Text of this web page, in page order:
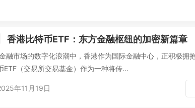
香港比特币ETF：东方金融枢纽的加密新篇章
ETF（交易所交易基金）作为一种将传...
年11月19日